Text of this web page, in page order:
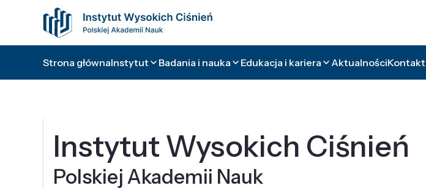
Strona głównaInstytut Badania i nauka Edukacja i kariera AktualnościKontakt
Instytut Wysokich Ciśnień
Polskiej Akademii Nauk